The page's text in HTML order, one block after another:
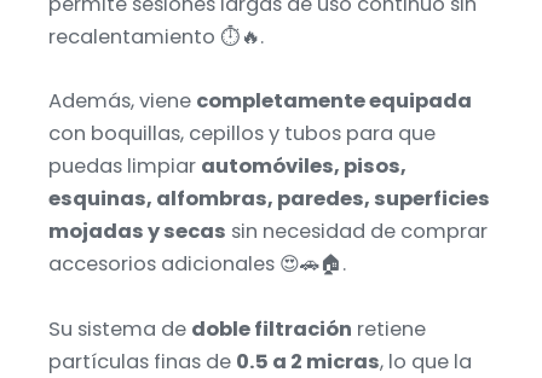
recalentamiento ⏱️🔥.
Además, viene completamente equipada
con boquillas, cepillos y tubos para que
puedas limpiar automóviles, pisos,
esquinas, alfombras, paredes, superficies
mojadas y secas sin necesidad de comprar
accesorios adicionales 😍🚗🏠.
Su sistema de doble filtración retiene
partículas finas de 0.5 a 2 micras, lo que la